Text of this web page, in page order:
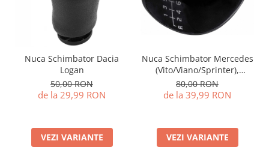
Nuca Schimbator Dacia
Logan
50,00 RON
de la 29,99 RON
VEZI VARIANTE
Nuca Schimbator Mercedes
(Vito/Viano/Sprinter),
Volkswagen Crafter
80,00 RON
de la 39,99 RON
VEZI VARIANTE